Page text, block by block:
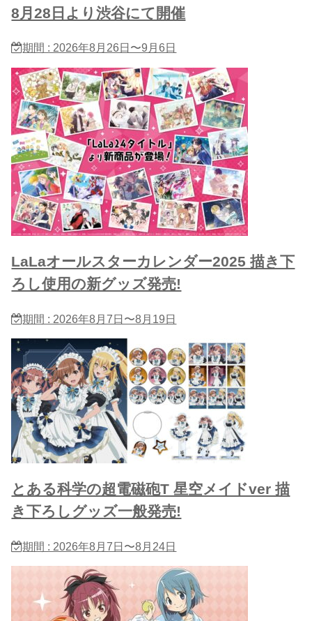
8月28日より渋谷にて開催
期間 : 2026年8月26日〜9月6日
LaLaオールスターカレンダー2025 描き下
ろし使用の新グッズ発売!
期間 : 2026年8月7日〜8月19日
とある科学の超電磁砲T 星​空メイドver 描
き下ろしグッズ一般発売!
期間 : 2026年8月7日〜8月24日